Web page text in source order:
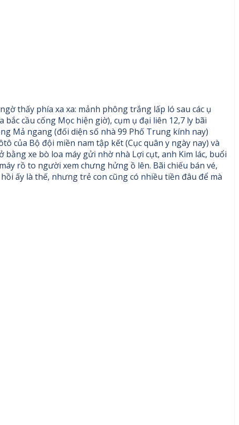
thấy phía xa xa: mảnh phông trắng lấp ló sau các ụ
cầu cống Mọc hiện giờ), cụm ụ đại liên 12,7 ly bãi
Mả ngang (đối diện số nhà 99 Phố Trung kính nay)
của Bộ đội miền nam tập kết (Cục quân y ngày nay) và
xe bò loa máy gửi nhờ nhà Lợi cụt, anh Kim lác, buổi
rồ to người xem chưng hửng ồ lên. Bãi chiếu bán vé,
ấy là thế, nhưng trẻ con cũng có nhiều tiền đâu để mà